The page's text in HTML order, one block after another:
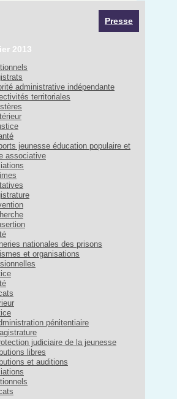
Presse
2013
administrative indépendante
territoriales
jeunesse éducation populaire et
associative
nationales des prisons
et organisations
pénitentiaire
judiciaire de la jeunesse
libres
et auditions